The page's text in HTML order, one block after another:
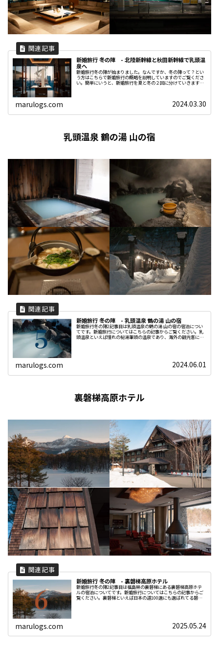
新婚旅行 冬の陣 - 北陸新幹線と秋田新幹線で乳頭温
泉へ
新婚旅行冬の陣が始まりました。なんですか、冬の陣って？とい
う方はこちらで新婚旅行の概略を説明していますのでご覧くださ
い。簡単にいうと、新婚旅行を夏と冬の２回に分けていきますよ
marulogs.com 2024.03.30
乳頭温泉 鶴の湯 山の宿
新婚旅行 冬の陣 - 乳頭温泉 鶴の湯 山の宿
新婚旅行冬の陣2記事目は乳頭温泉の鶴の湯 山の宿の宿泊につい
てです。新婚旅行についてはこちらの記事からご覧ください。乳
頭温泉といえば憧れの秘湯筆頭の温泉であり、海外の観光客にも
marulogs.com 2024.06.01
裏磐梯高原ホテル
新婚旅行 冬の陣 - 裏磐梯高原ホテル
新婚旅行冬の陣2記事目は福島県の裏磐梯にある裏磐梯高原ホテ
ルの宿泊についてです。新婚旅行についてはこちらの記事からご
覧ください。裏磐梯といえば日本の道100選にも選ばれてる磐梯
marulogs.com 2025.05.24